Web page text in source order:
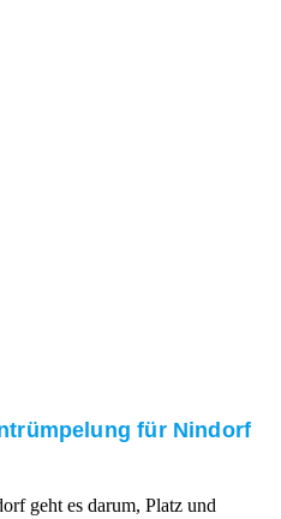
für Nindorf
geht es darum, Platz und